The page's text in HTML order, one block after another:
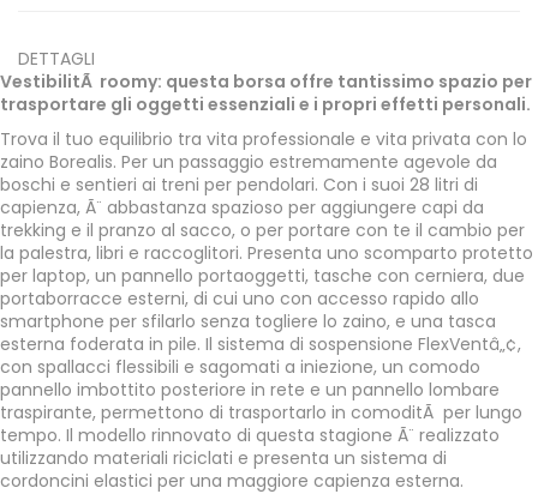
DETTAGLI
VestibilitÃ roomy: questa borsa offre tantissimo spazio per
trasportare gli oggetti essenziali e i propri effetti personali.
Trova il tuo equilibrio tra vita professionale e vita privata con lo
zaino Borealis. Per un passaggio estremamente agevole da
boschi e sentieri ai treni per pendolari. Con i suoi 28 litri di
capienza, Ã¨ abbastanza spazioso per aggiungere capi da
trekking e il pranzo al sacco, o per portare con te il cambio per
la palestra, libri e raccoglitori. Presenta uno scomparto protetto
per laptop, un pannello portaoggetti, tasche con cerniera, due
portaborracce esterni, di cui uno con accesso rapido allo
smartphone per sfilarlo senza togliere lo zaino, e una tasca
esterna foderata in pile. Il sistema di sospensione FlexVentâ„¢,
con spallacci flessibili e sagomati a iniezione, un comodo
pannello imbottito posteriore in rete e un pannello lombare
traspirante, permettono di trasportarlo in comoditÃ per lungo
tempo. Il modello rinnovato di questa stagione Ã¨ realizzato
utilizzando materiali riciclati e presenta un sistema di
cordoncini elastici per una maggiore capienza esterna.